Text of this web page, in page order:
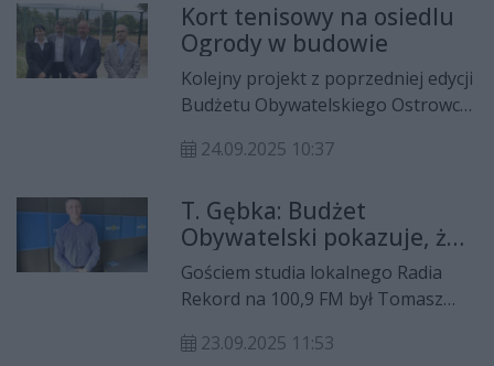
Szkole Podstawowej nr 12 im.
Bohaterów Westerplatte. Dyrektor
placówki, Jakub Pieron, w rozmowie
z Radiem Rekord podkreśla, że
inwestycja ma służyć nie tylko
uczniom, ale całej lokalnej
Kort tenisowy na osiedlu
Ogrody w budowie
Kolejny projekt z poprzedniej edycji
Budżetu Obywatelskiego Ostrowca
realizacji. Tym razem mieszkańcy
Ogrody. Inwestycja, której koszt
przekracza 550 tysięcy złotych,
została oficjalnie zaprezentowana
podczas konferencji prasowej
przez prezydenta miasta, Artura
Łakomca.
24.09.2025 10:37
T. Gębka: Budżet
Obywatelski pokazuje, że
ostrowczanie chcą
decydować o swoim
Gościem studia lokalnego Radia
Rekord na 100,9 FM był Tomasz
Świętokrzyskiego. Rozmawialiśmy o
23.09.2025 11:53